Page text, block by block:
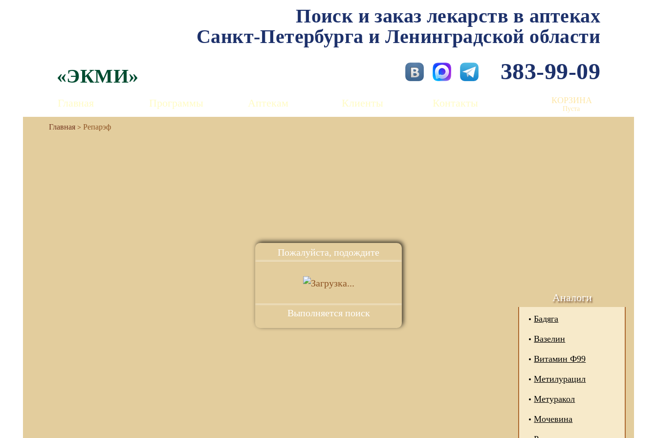
Пожалуйста, подождите
Выполняется поиск
Поиск и заказ лекарств в аптеках
Санкт-Петербурга и Ленинградской области
383-99-09
«ЭКМИ»
Главная Программы Аптекам Клиенты Контакты КОРЗИНА
Пуста
Репарэф
Аналоги
Бадяга
Вазелин
Витамин Ф99
Метилурацил
Метуракол
Мочевина